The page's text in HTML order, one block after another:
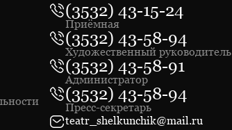
(3532) 43-15-24
Приёмная
(3532) 43-58-94
Художественный руководитель
(3532) 43-58-91
Администратор
(3532) 43-58-94
Пресс-секретарь
teatr_shelkunchik@mail.ru